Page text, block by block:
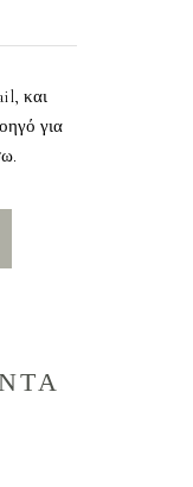
και
για